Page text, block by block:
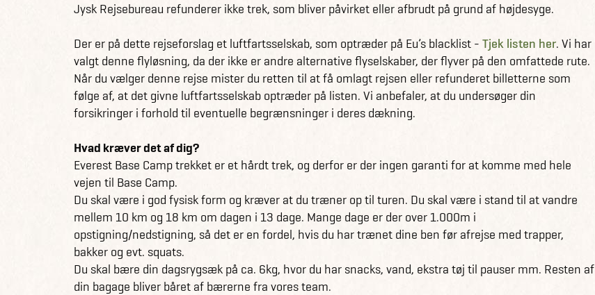
Jysk Rejsebureau refunderer ikke trek, som bliver påvirket eller afbrudt på grund af højdesyge.
Der er på dette rejseforslag et luftfartsselskab, som optræder på Eu’s blacklist - Tjek listen her. Vi har
valgt denne flyløsning, da der ikke er andre alternative flyselskaber, der flyver på den omfattede rute.
Når du vælger denne rejse mister du retten til at få omlagt rejsen eller refunderet billetterne som
følge af, at det givne luftfartsselskab optræder på listen. Vi anbefaler, at du undersøger din
forsikringer i forhold til eventuelle begrænsninger i deres dækning.
Hvad kræver det af dig?
Everest Base Camp trekket er et hårdt trek, og derfor er der ingen garanti for at komme med hele
vejen til Base Camp.
Du skal være i god fysisk form og kræver at du træner op til turen. Du skal være i stand til at vandre
mellem 10 km og 18 km om dagen i 13 dage. Mange dage er der over 1.000m i
opstigning/nedstigning, så det er en fordel, hvis du har trænet dine ben før afrejse med trapper,
bakker og evt. squats.
Du skal bære din dagsrygsæk på ca. 6kg, hvor du har snacks, vand, ekstra tøj til pauser mm. Resten af
din bagage bliver båret af bærerne fra vores team.